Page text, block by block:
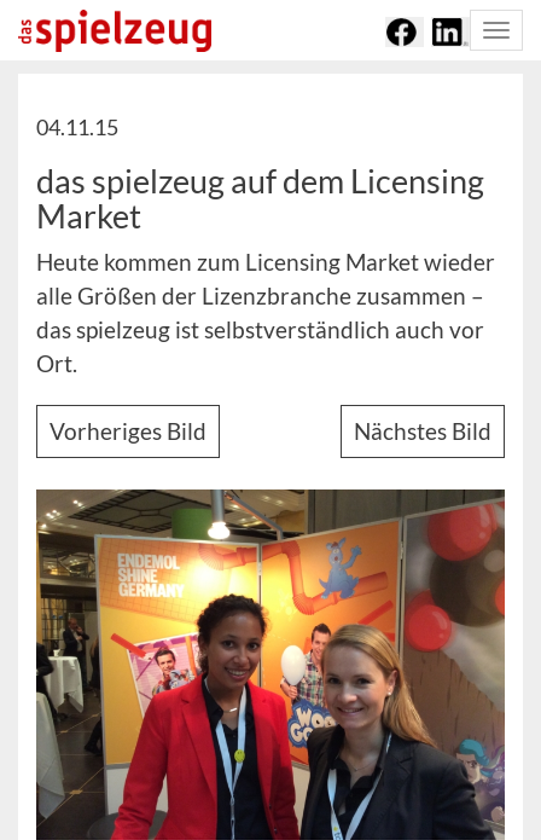
04.11.15
das spielzeug auf dem Licensing
Market
Heute kommen zum Licensing Market wieder
alle Größen der Lizenzbranche zusammen –
das spielzeug ist selbstverständlich auch vor
Ort.
Vorheriges Bild Nächstes Bild